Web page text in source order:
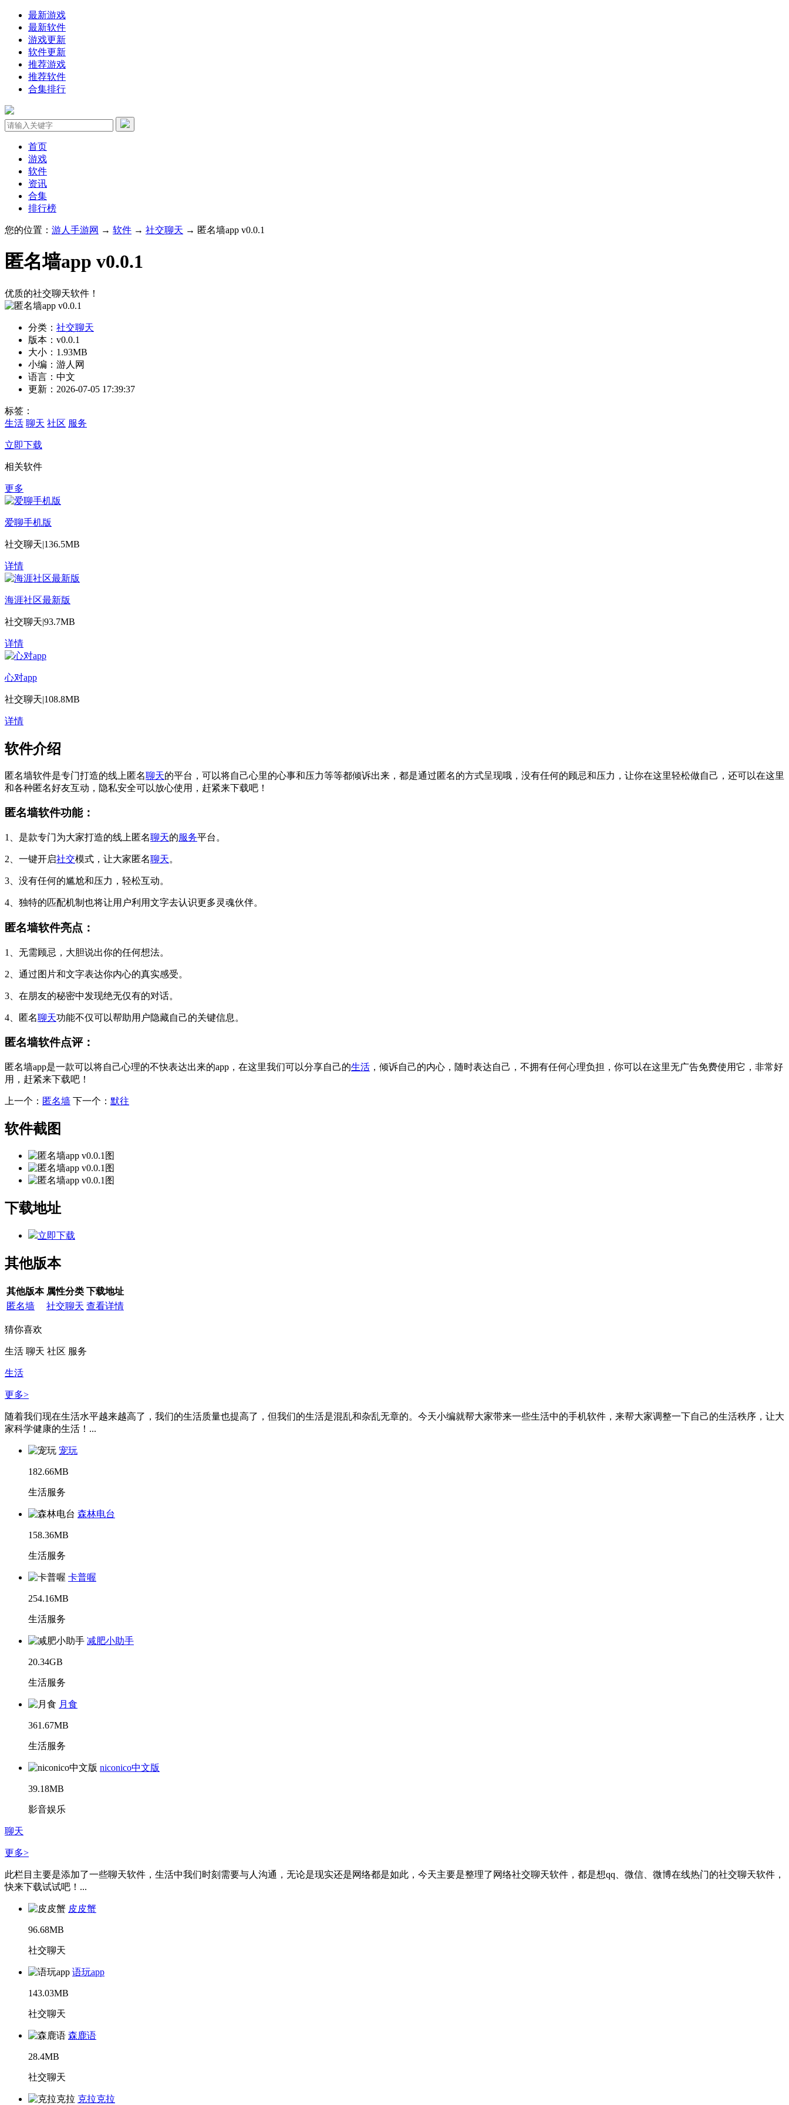
最新游戏
最新软件
游戏更新
软件更新
推荐游戏
推荐软件
合集排行
首页
游戏
软件
资讯
合集
排行榜
您的位置： 游人手游网 → 软件 → 社交聊天 → ​匿名墙app v0.0.1
​匿名墙app v0.0.1
优质的社交聊天软件！
分类： 社交聊天
版本：v0.0.1
大小：1.93MB
小编：游人网
语言：中文
更新：2026-07-05 17:39:37
标签：
生活 聊天 社区 服务
立即下载
相关软件
更多
爱聊手机版
社交聊天|136.5MB
详情
海涯社区最新版
社交聊天|93.7MB
详情
心对app
社交聊天|108.8MB
详情
软件介绍
匿名墙软件是专门打造的线上匿名聊天的平台，可以将自己心里的心事和压力等等都倾诉出来，都是通过匿名的方式呈现哦，没有任何的顾忌和压力，让你在这里轻松做自己，还可以在这里
和各种匿名好友互动，隐私安全可以放心使用，赶紧来下载吧！
匿名墙软件功能：
1、是款专门为大家打造的线上匿名聊天的服务平台。
2、一键开启社交模式，让大家匿名聊天。
3、没有任何的尴尬和压力，轻松互动。
4、独特的匹配机制也将让用户利用文字去认识更多灵魂伙伴。
匿名墙软件亮点：
1、无需顾忌，大胆说出你的任何想法。
2、通过图片和文字表达你内心的真实感受。
3、在朋友的秘密中发现绝无仅有的对话。
4、匿名聊天功能不仅可以帮助用户隐藏自己的关键信息。
匿名墙软件点评：
匿名墙app是一款可以将自己心理的不快表达出来的app，在这里我们可以分享自己的生活 ，倾诉自己的内心，随时表达自己，不拥有任何心理负担，你可以在这里无广告免费使用它，非常好
用，赶紧来下载吧！
上一个： ​匿名墙 下一个： 默往
软件截图
下载地址
立即下载
其他版本
其他版本 属性分类 下载地址
​匿名墙
社交聊天 查看详情
猜你喜欢
生活 聊天 社区 服务
生活
更多>
随着我们现在生活水平越来越高了，我们的生活质量也提高了，但我们的生活是混乱和杂乱无章的。今天小编就帮大家带来一些生活中的手机软件，来帮大家调整一下自己的生活秩序，让大
家科学健康的生活！...
宠玩
182.66MB
生活服务
森林电台
158.36MB
生活服务
卡普喔
254.16MB
生活服务
减肥小助手
20.34GB
生活服务
月食
361.67MB
生活服务
niconico中文版
39.18MB
影音娱乐
聊天
更多>
此栏目主要是添加了一些聊天软件，生活中我们时刻需要与人沟通，无论是现实还是网络都是如此，今天主要是整理了网络社交聊天软件，都是想qq、微信、微博在线热门的社交聊天软件，
快来下载试试吧！...
皮皮蟹
96.68MB
社交聊天
语玩app
143.03MB
社交聊天
森鹿语
28.4MB
社交聊天
克拉克拉